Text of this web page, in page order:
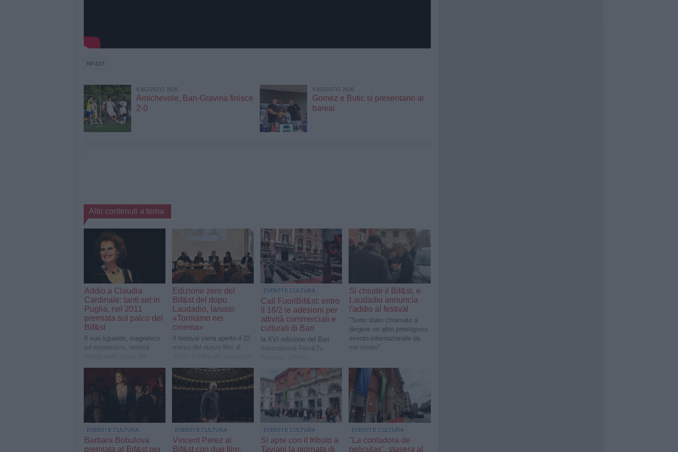
BIF&ST
8 AGOSTO 2026
Amichevole, Bari-Gravina finisce
2-0
8 AGOSTO 2026
Gomez e Butic si presentano ai
baresi
Altri contenuti a tema
Addio a Claudia
Cardinale: tanti set in
Puglia, nel 2011
premiata sul palco del
Bif&st
Il suo sguardo, magnetico
ed espressivo, resterà
Edizione zero del
Bif&st del dopo
Laudadio, Iarussi:
«Torniamo nei
cinema»
Il festival verrà aperto il 22
marzo del nuovo film di
EVENTI E CULTURA
Call FuoriBif&st: entro
il 16/2 le adesioni per
attività commerciali e
culturali di Bari
la XVI edizione del Bari
International Film&Tv
quest’anno alla direzione
artistica di Oscar Iarussi, in
programma dal 22 al 29
marzo prossimi
Si chiude il Bif&st, e
Laudadio annuncia
l'addio al festival
"Sono stato chiamato a
dirigere un altro prestigioso
evento internazionale da
me ideato"
EVENTI E CULTURA
Barbara Bobulova
premiata al Bif&st per
EVENTI E CULTURA
Vincent Perez al
Bif&st con due film:
EVENTI E CULTURA
Si apre con il tributo a
Taviani la giornata di
EVENTI E CULTURA
"La contadora de
peliculas", stasera al